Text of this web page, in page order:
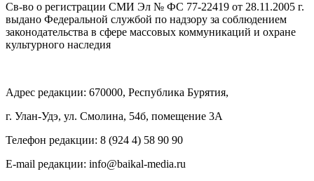
Св-во о регистрации СМИ Эл № ФС 77-22419 от 28.11.2005 г.
выдано Федеральной службой по надзору за соблюдением
законодательства в сфере массовых коммуникаций и охране
культурного наследия
Адрес редакции: 670000, Республика Бурятия,
г. Улан-Удэ, ул. Смолина, 54б, помещение 3А
Телефон редакции: ‎‎8 (924 4) 58 90 90
E-mail редакции: info@baikal-media.ru